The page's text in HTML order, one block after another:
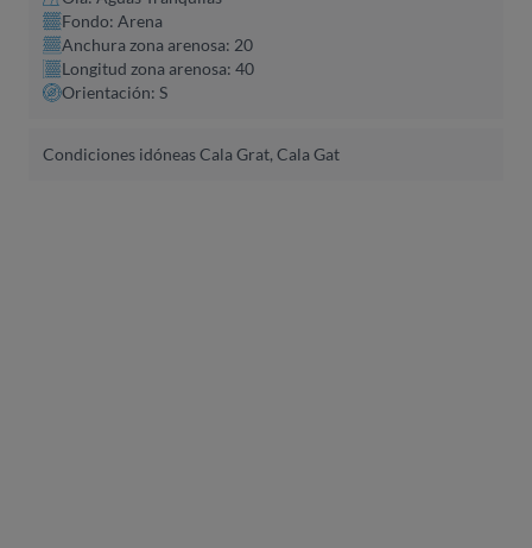
Fondo: Arena
Anchura zona arenosa: 20
Longitud zona arenosa: 40
Orientación: S
Condiciones idóneas Cala Grat, Cala Gat